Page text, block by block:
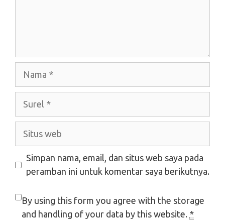
Situs
Simpan nama, email, dan situs web saya pada
peramban ini untuk komentar saya berikutnya.
By using this form you agree with the storage
and handling of your data by this website. *